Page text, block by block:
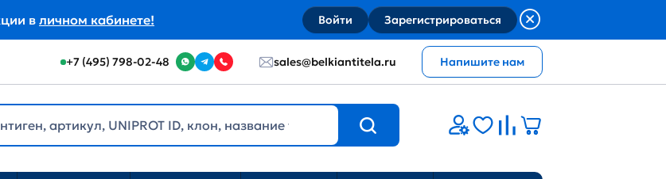
в личном кабинете! Войти Зарегистрироваться
+7 (495) 798-02-48 sales@belkiantitela.ru Напишите нам